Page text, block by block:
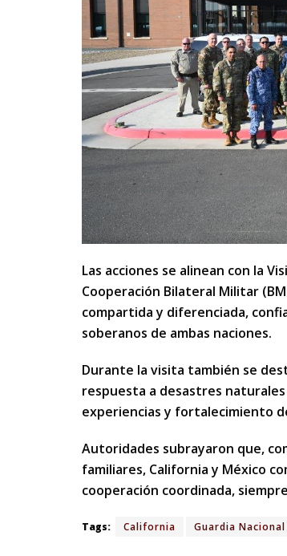
Las acciones se alinean con la
Cooperación Bilateral Militar
compartida y diferenciada,
soberanos de ambas naciones.
Durante la visita también se
respuesta a desastres
experiencias y fortalecimiento
Autoridades subrayaron que,
familiares, California y México
cooperación coordinada,
Tags: California Guardia Nacional